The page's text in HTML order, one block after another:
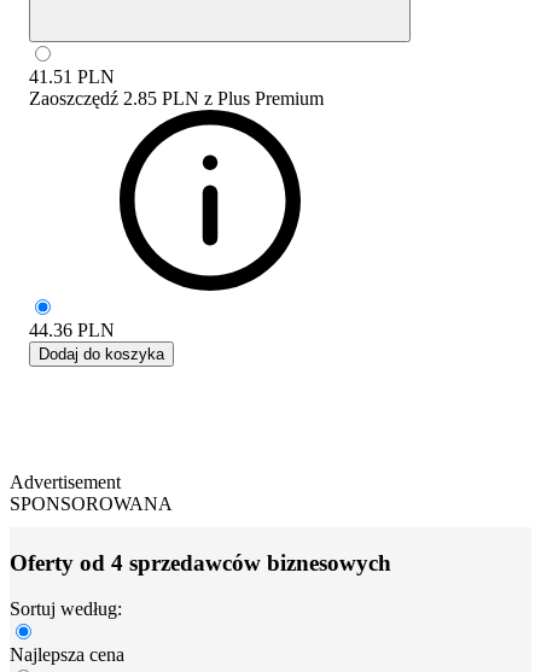
41.51 PLN
Zaoszczędź 2.85 PLN z Plus Premium
44.36 PLN
Dodaj do koszyka
Advertisement
SPONSOROWANA
Oferty od 4 sprzedawców biznesowych
Sortuj według:
Najlepsza cena